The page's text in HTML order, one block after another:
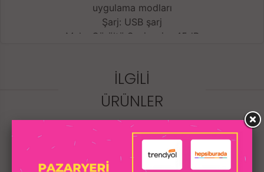
uygulama modları
Şarj: USB şarj
Maks Gürültü Seviyesi: <45dB
Şarj süresi: 60-90 dakika
Pil ömrü: 120 dakika kullanım
İLGILI
ÜRÜNLER